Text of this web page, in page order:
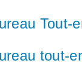
Tout-
tout-